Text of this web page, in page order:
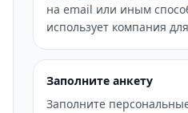
на email или иным
использует компания
Заполните анкету
Заполните